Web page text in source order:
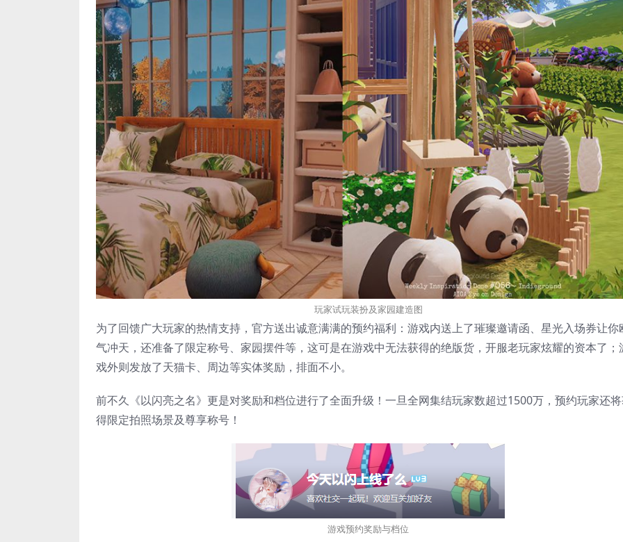
玩家试玩装扮及家园建造图
为了回馈广大玩家的热情支持，官方送出诚意满满的预约福利：游戏内送上了璀璨邀请函、星光入场券让你
气冲天，还准备了限定称号、家园摆件等，这可是在游戏中无法获得的绝版货，开服老玩家炫耀的资本了；
戏外则发放了天猫卡、周边等实体奖励，排面不小。
前不久《以闪亮之名》更是对奖励和档位进行了全面升级！一旦全网集结玩家数超过1500万，预约玩家还
得限定拍照场景及尊享称号！
游戏预约奖励与档位